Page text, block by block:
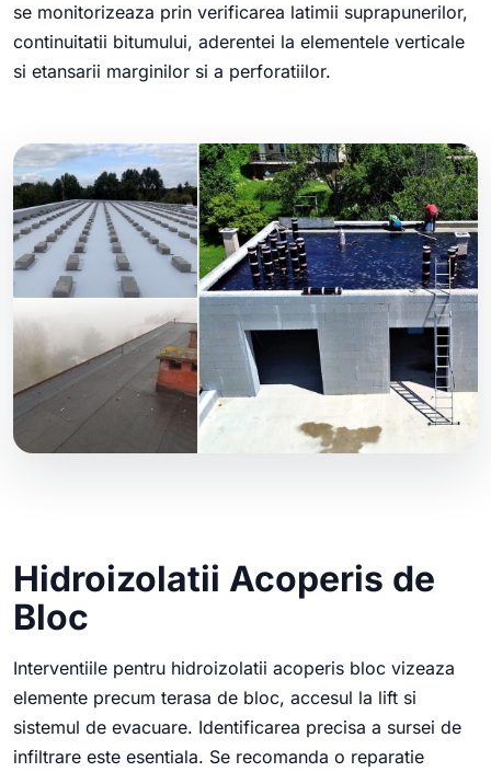
se monitorizeaza prin verificarea latimii suprapunerilor,
continuitatii bitumului, aderentei la elementele verticale
si etansarii marginilor si a perforatiilor.
Hidroizolatii Acoperis de
Bloc
Interventiile pentru hidroizolatii acoperis bloc vizeaza
elemente precum terasa de bloc, accesul la lift si
sistemul de evacuare. Identificarea precisa a sursei de
infiltrare este esentiala. Se recomanda o reparatie